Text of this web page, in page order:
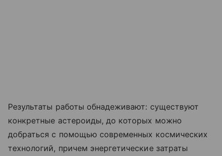
Результаты работы обнадеживают: существуют
конкретные астероиды, до которых можно
добраться с помощью современных космических
технологий, причем энергетические затраты